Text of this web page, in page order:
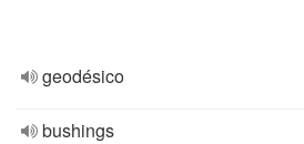
geodésico
bushings